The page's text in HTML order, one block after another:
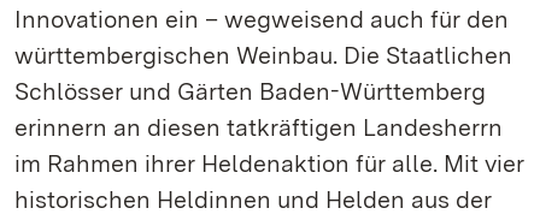
Innovationen ein – wegweisend auch für den
württembergischen Weinbau. Die Staatlichen
Schlösser und Gärten Baden-Württemberg
erinnern an diesen tatkräftigen Landesherrn
im Rahmen ihrer Heldenaktion für alle. Mit vier
historischen Heldinnen und Helden aus der